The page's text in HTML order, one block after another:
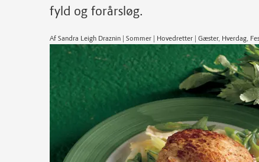
fyld og forårsløg.
Af Sandra Leigh Draznin | Sommer | Hovedretter | Gæster, Hverdag,